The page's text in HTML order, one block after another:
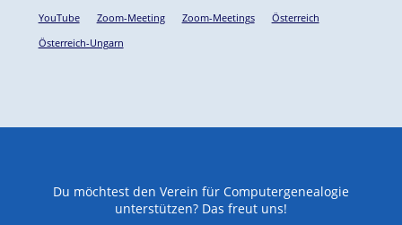
YouTube
Zoom-Meeting Zoom-Meetings
Österreich
Österreich-Ungarn
Du möchtest den Verein für Computergenealogie
unterstützen? Das freut uns!